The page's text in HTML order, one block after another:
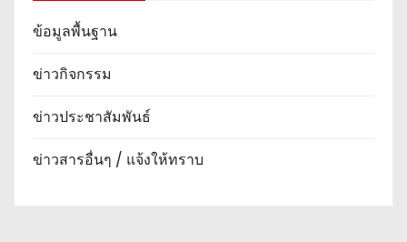
ข้อมูลพื้นฐาน
ข่าวกิจกรรม
ข่าวประชาสัมพันธ์
ข่าวสารอื่นๆ / แจ้งให้ทราบ